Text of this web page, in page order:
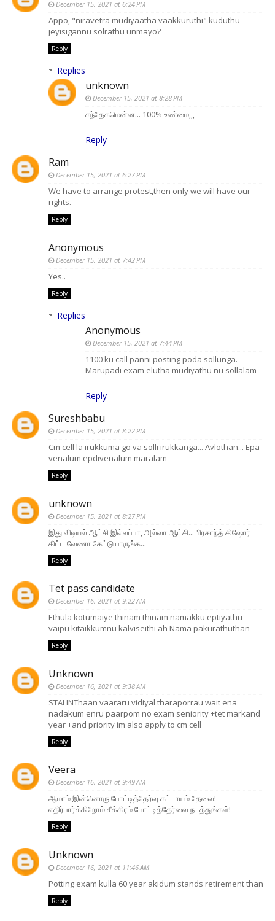
December 15, 2021 at 6:24 PM
Appo, "niravetra mudiyaatha vaakkuruthi" kuduthu
jeyisigannu solrathu unmayo?
Reply
Replies
unknown
December 15, 2021 at 8:28 PM
சந்தேகமென்ன... 100% உண்மை,,,
Reply
Ram
December 15, 2021 at 6:27 PM
We have to arrange protest,then only we will have our
rights.
Reply
Anonymous
December 15, 2021 at 7:42 PM
Yes..
Reply
Replies
Anonymous
December 15, 2021 at 7:44 PM
1100 ku call panni posting poda sollunga.
Marupadi exam elutha mudiyathu nu sollalam
Reply
Sureshbabu
December 15, 2021 at 8:22 PM
Cm cell la irukkuma go va solli irukkanga... Avlothan... Epa
venalum epdivenalum maralam
Reply
unknown
December 15, 2021 at 8:27 PM
இது விடியல் ஆட்சி இல்லப்பா, அல்வா ஆட்சி... பிரசாந்த் கிஷோர்
கிட்ட வேணா கேட்டு பாருங்க...
Reply
Tet pass candidate
December 16, 2021 at 9:22 AM
Ethula kotumaiye thinam thinam namakku eptiyathu
vaipu kitaikkumnu kalviseithi ah Nama pakurathuthan
Reply
Unknown
December 16, 2021 at 9:38 AM
STALINThaan vaararu vidiyal tharaporrau wait ena
nadakum enru paarpom no exam seniority +tet markand
year +and priority im also apply to cm cell
Reply
Veera
December 16, 2021 at 9:49 AM
ஆமாம் இன்னொரு போட்டித்தேர்வு கட்டாயம் தேவை!
எதிர்பார்க்கிறோம் சீக்கிரம் போட்டித்தேர்வை நடத்துங்கள்!
Reply
Unknown
December 16, 2021 at 11:46 AM
Potting exam kulla 60 year akidum stands retirement than
Reply